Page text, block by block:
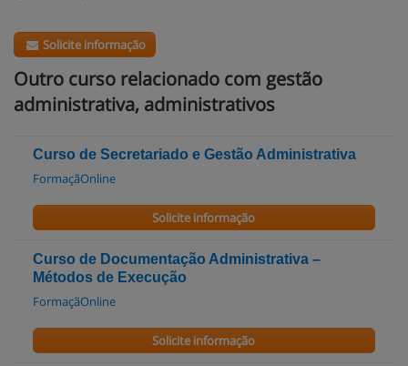
Solicite informação
Outro curso relacionado com gestão
administrativa, administrativos
Curso de Secretariado e Gestão Administrativa
FormaçãOnline
Solicite informação
Curso de Documentação Administrativa –
Métodos de Execução
FormaçãOnline
Solicite informação